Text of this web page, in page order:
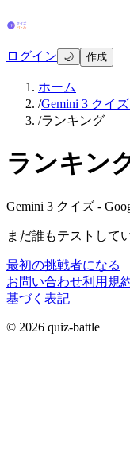
ログイン 🌙 作成
ホーム
/Gemini 3 クイ
/ランキング
ランキン
Gemini 3 クイズ -
まだ誰もテストして
最初の挑戦者になる
お問い合わせ利用規
基づく表記
© 2026 quiz-battle